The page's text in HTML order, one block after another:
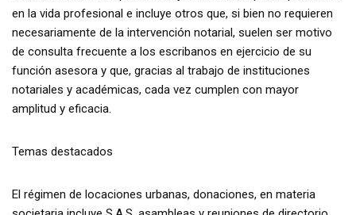
en la vida profesional e incluye otros que, si bien no requieren
necesariamente de la intervención notarial, suelen ser motivo
de consulta frecuente a los escribanos en ejercicio de su
función asesora y que, gracias al trabajo de instituciones
notariales y académicas, cada vez cumplen con mayor
amplitud y eficacia.
Temas destacados
El régimen de locaciones urbanas, donaciones, en materia